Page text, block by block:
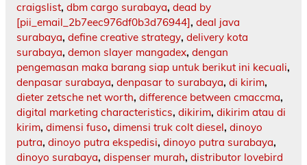
craigslist, dbm cargo surabaya, dead by
[pii_email_2b7eec976df0b3d76944], deal java
surabaya, define creative strategy, delivery kota
surabaya, demon slayer mangadex, dengan
pengemasan maka barang siap untuk berikut ini kecuali,
denpasar surabaya, denpasar to surabaya, di kirim,
dieter zetsche net worth, difference between cmaccma,
digital marketing characteristics, dikirim, dikirim atau di
kirim, dimensi fuso, dimensi truk colt diesel, dinoyo
putra, dinoyo putra ekspedisi, dinoyo putra surabaya,
dinoyo surabaya, dispenser murah, distributor lovebird